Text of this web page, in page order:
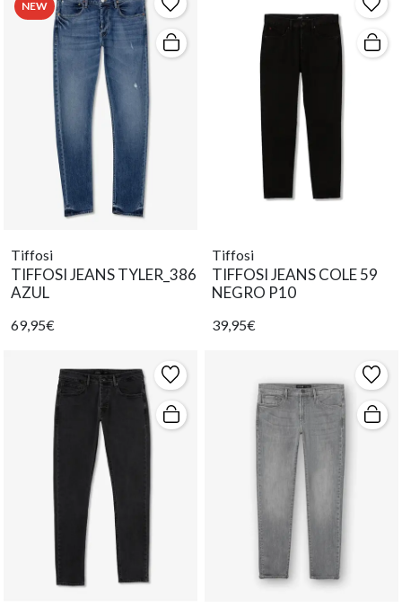
NEW
Tiffosi
TIFFOSI JEANS TYLER_386
AZUL
69,95€
Tiffosi
TIFFOSI JEANS COLE 59
NEGRO P10
39,95€